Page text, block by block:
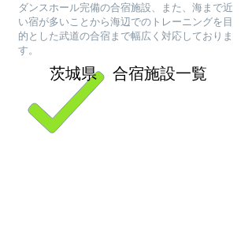
ダンスホール完備の合宿施設、また、海まで近
い宿が多いことから海辺でのトレーニングを目
的とした武道の合宿まで幅広く対応しておりま
す。
茨城県 合宿施設一覧